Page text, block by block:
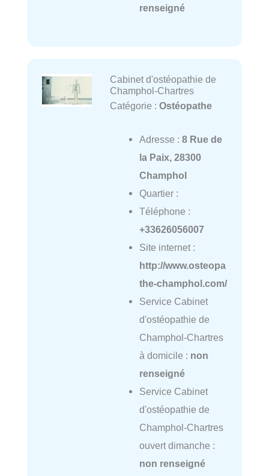
renseigné
Cabinet d'ostéopathie de
Champhol-Chartres
Catégorie : Ostéopathe
Adresse : 8 Rue de
la Paix, 28300
Champhol
Quartier :
Téléphone :
+33626056007
Site internet :
http://www.osteopa
the-champhol.com/
Service Cabinet
d'ostéopathie de
Champhol-Chartres
à domicile : non
renseigné
Service Cabinet
d'ostéopathie de
Champhol-Chartres
ouvert dimanche :
non renseigné